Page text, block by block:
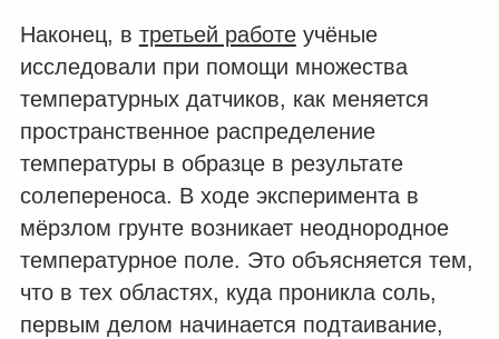
Наконец, в третьей работеучёные
исследовали при помощи множества
температурных датчиков, как меняется
пространственное распределение
температуры в образце в результате
солепереноса. В ходе эксперимента в
мёрзлом грунте возникает неоднородное
температурное поле. Это объясняется тем,
что в тех областях, куда проникла соль,
первым делом начинается подтаивание,